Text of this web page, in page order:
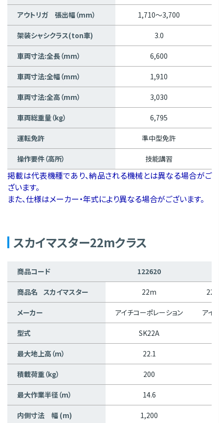
アウトリガ 張出幅（mm） 1,710～3,700
架装シャシクラス(ton車) 3.0
車両寸法:全長（mm） 6,600
車両寸法:全幅（mm） 1,910
車両寸法:全高（mm） 3,030
車両総重量（kg） 6,795
運転免許 準中型免許
操作要件（高所） 技能講習
掲載は代表機種であり、納品される機械とは異なる場合がご
ざいます。
また、仕様はメーカー・年式により異なる場合がございます。
スカイマスター22mクラス
商品コード 122620
商品名 スカイマスター 22m
メーカー アイチコーポレーション アイ
型式 SK22A
最大地上高（m） 22.1
積載荷重（kg） 200
最大作業半径（m） 14.6
内側寸法 幅 (m) 1,200